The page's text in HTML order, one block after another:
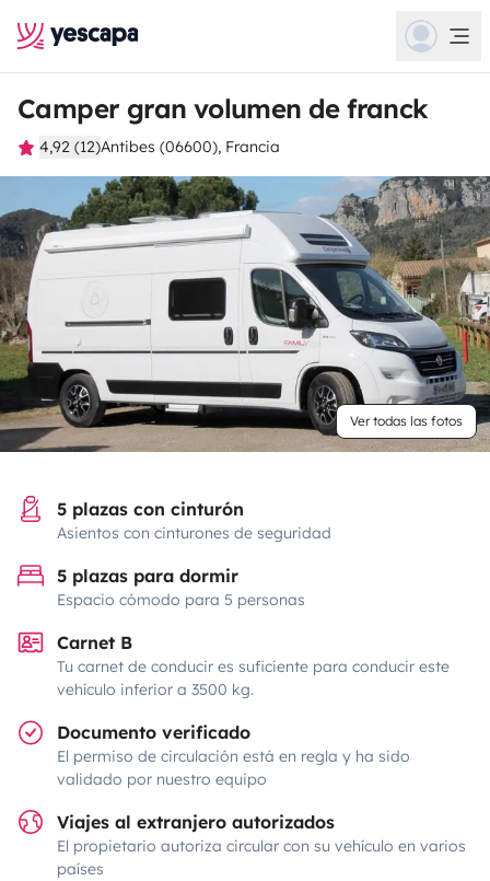
Camper gran volumen de franck
4,92 (12)Antibes (06600), Francia
Ver todas las fotos
5 plazas con cinturón
Asientos con cinturones de seguridad
5 plazas para dormir
Espacio cómodo para 5 personas
Carnet B
Tu carnet de conducir es suficiente para conducir este
vehículo inferior a 3500 kg.
Documento verificado
El permiso de circulación está en regla y ha sido
validado por nuestro equipo
Viajes al extranjero autorizados
El propietario autoriza circular con su vehículo en varios
países